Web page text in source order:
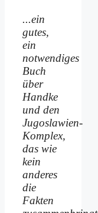
...ein
gutes,
ein
notwendiges
Buch
über
Handke
und den
Jugoslawien-
Komplex,
das wie
kein
anderes
die
Fakten